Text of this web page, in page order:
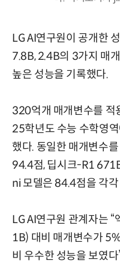
LG AI연구원이 공개한
7.8B, 2.4B의 3가지 매
높은 성능을 기록했다.
320억개 매개변수를
25학년도 수능 수학영
했다. 동일한 매개변수
94.4점, 딥시크-R1
ni 모델은 84.4점을 각
LG AI연구원 관계자는
1B) 대비 매개변수가
비 우수한 성능을 보였